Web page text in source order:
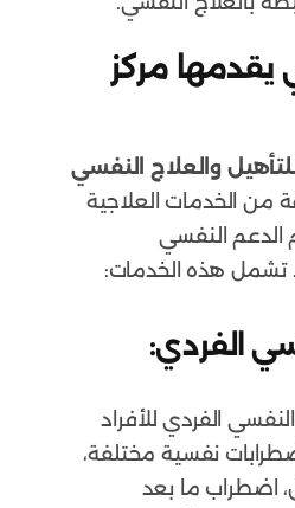
يقدمها مركز
والعلاج النفسي
الخدمات العلاجية
الدعم النفسي
تشمل هذه الخدمات:
الفردي للأفراد
نفسية مختلفة،
اضطراب ما بعد